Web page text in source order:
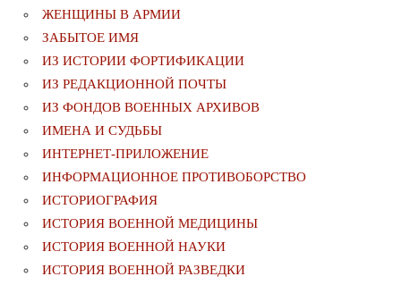
ЖЕНЩИНЫ В АРМИИ
ЗАБЫТОЕ ИМЯ
ИЗ ИСТОРИИ ФОРТИФИКАЦИИ
ИЗ РЕДАКЦИОННОЙ ПОЧТЫ
ИЗ ФОНДОВ ВОЕННЫХ АРХИВОВ
ИМЕНА И СУДЬБЫ
ИНТЕРНЕТ-ПРИЛОЖЕНИЕ
ИНФОРМАЦИОННОЕ ПРОТИВОБОРСТВО
ИСТОРИОГРАФИЯ
ИСТОРИЯ ВОЕННОЙ МЕДИЦИНЫ
ИСТОРИЯ ВОЕННОЙ НАУКИ
ИСТОРИЯ ВОЕННОЙ РАЗВЕДКИ